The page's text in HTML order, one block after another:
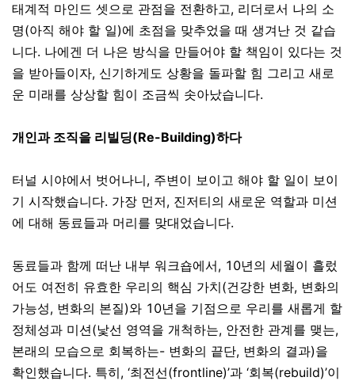
태계적 마인드 셋으로 관점을 전환하고, 리더로서 나의 소
명(아직 해야 할 일)에 초점을 맞추었을 때 생겨난 것 같습
니다. 나에겐 더 나은 방식을 만들어야 할 책임이 있다는 것
을 받아들이자, 신기하게도 상황을 돌파할 힘 그리고 새로
운 미래를 상상할 힘이 조금씩 솟아났습니다.
개인과 조직을 리빌딩(Re-Building)하다
터널 시야에서 벗어나니, 주변이 보이고 해야 할 일이 보이
기 시작했습니다. 가장 먼저, 진저티의 새로운 역할과 미션
에 대해 동료들과 머리를 맞대었습니다.
동료들과 함께 떠난 내부 워크숍에서, 10년의 세월이 흘렀
어도 여전히 유효한 우리의 핵심 가치(건강한 변화, 변화의
가능성, 변화의 본질)와 10년을 기점으로 우리를 새롭게 할
정체성과 미션(낯선 영역을 개척하는, 안전한 관계를 맺는,
본래의 모습으로 회복하는- 변화의 끝단, 변화의 결과)을
확인했습니다. 특히, ‘최전선(frontline)’과 ‘회복(rebuild)’이